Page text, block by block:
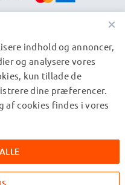
venligst, at alle viste
udelukkende for at give
×
indhold og annoncer,
og analysere vores
kun tillade de
dine præferencer.
af cookies findes i vores